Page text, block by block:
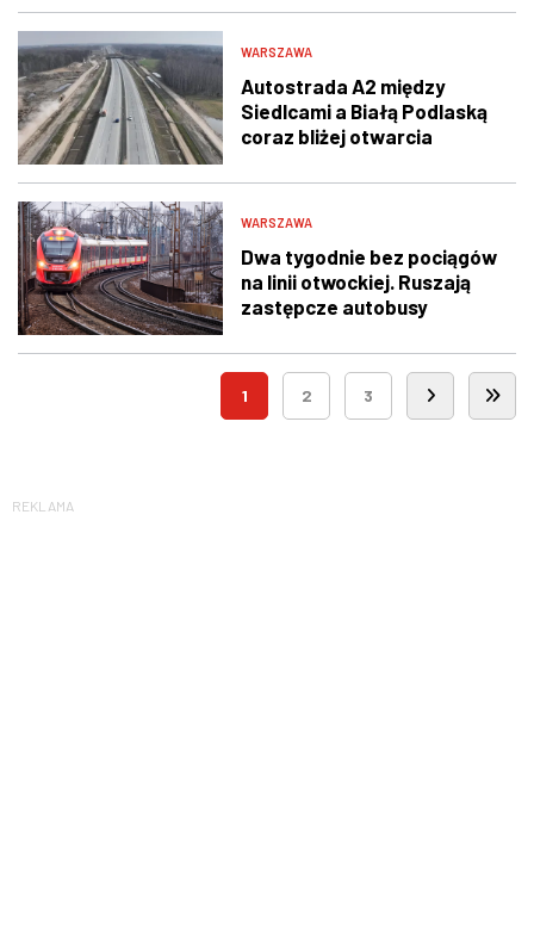
WARSZAWA
Autostrada A2 między
Siedlcami a Białą Podlaską
coraz bliżej otwarcia
WARSZAWA
Dwa tygodnie bez pociągów
na linii otwockiej. Ruszają
zastępcze autobusy
1 2 3
REKLAMA